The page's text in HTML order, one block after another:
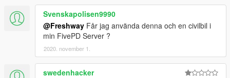
Svenskapolisen9990
@Freshway Får jag använda denna och en civilbil i
min FivePD Server ?
2020. november 1.
swedenhacker